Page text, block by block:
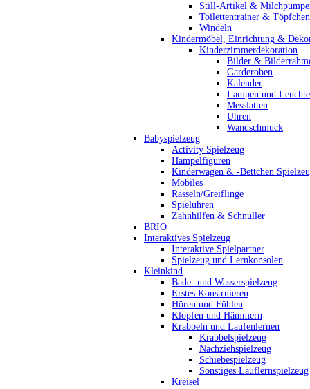
Still-Artikel &
Toilettentrainer & Töpfchen
Windeln
Kindermöbel, Einrichtung &
Kinderzimmerdekoration
Bilder &
Garderoben
Kalender
Lampen und
Messlatten
Uhren
Wandschmuck
Babyspielzeug
Activity Spielzeug
Hampelfiguren
Kinderwagen & -Bettchen
Mobiles
Rasseln/Greiflinge
Spieluhren
Zahnhilfen & Schnuller
BRIO
Interaktives Spielzeug
Interaktive Spielpartner
Spielzeug und Lernkonsolen
Kleinkind
Bade- und Wasserspielzeug
Erstes Konstruieren
Hören und Fühlen
Klopfen und Hämmern
Krabbeln und Laufenlernen
Krabbelspielzeug
Nachziehspielzeug
Schiebespielzeug
Sonstiges Lauflernspielzeug
Kreisel